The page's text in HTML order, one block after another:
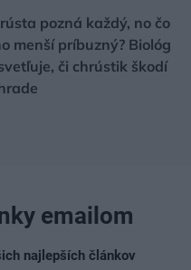
pozná každý, no čo
menší príbuzný? Biológ
či chrústik škodí
emailom
najlepších článkov